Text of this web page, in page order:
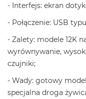
- Interfejs: ekran
- Połączenie: USB
- Zalety: modele 12K
wyrównywanie,
czujniki;
- Wady: gotowy
specjalna droga